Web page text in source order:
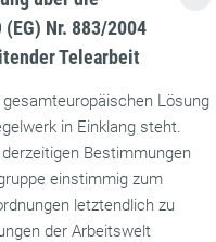
Nr. 883/2004
Telearbeit
Lösung
in Einklang steht.
Bestimmungen
einstimmig zum
letztendlich zu
der Arbeitswelt